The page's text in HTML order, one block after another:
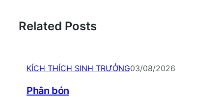
Related Posts
KÍCH THÍCH SINH TRƯỞNG03/08/2026
Phân bón